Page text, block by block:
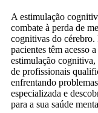
A estimulação
combate à perda de
cognitivas do
pacientes têm acesso
estimulação
de profissionais
enfrentando
especializada e
para a sua saúde